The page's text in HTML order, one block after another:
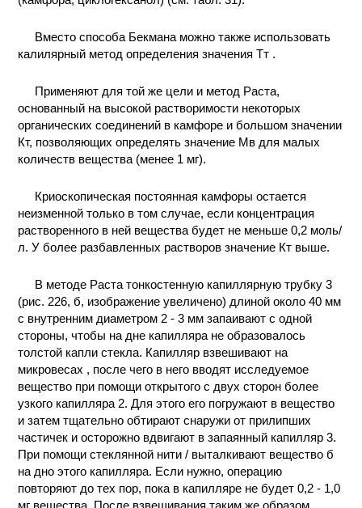
Вместо способа Бекмана можно также использовать
калилярный метод определения значения Тт .
Применяют для той же цели и метод Раста,
основанный на высокой растворимости некоторых
органических соединений в камфоре и большом значении
Кт, позволяющих определять значение Mв для малых
количеств вещества (менее 1 мг).
Криоскопическая постоянная камфоры остается
неизменной только в том случае, если концентрация
растворенного в ней вещества будет не меньше 0,2 моль/
л. У более разбавленных растворов значение Кт выше.
В методе Раста тонкостенную капиллярную трубку 3
(рис. 226, б, изображение увеличено) длиной около 40 мм
с внутренним диаметром 2 - 3 мм запаивают с одной
стороны, чтобы на дне капилляра не образовалось
толстой капли стекла. Капилляр взвешивают на
микровесах , после чего в него вводят исследуемое
вещество при помощи открытого с двух сторон более
узкого капилляра 2. Для этого его погружают в вещество
и затем тщательно обтирают снаружи от прилипших
частичек и осторожно вдвигают в запаянный капилляр 3.
При помощи стеклянной нити / выталкивают вещество б
на дно этого капилляра. Если нужно, операцию
повторяют до тех пор, пока в капилляре не будет 0,2 - 1,0